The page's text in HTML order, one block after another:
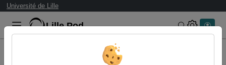
Université de Lille
Lille.Pod Rechercher